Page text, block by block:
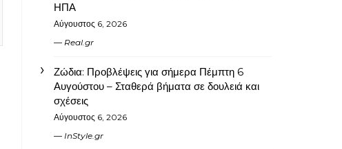
ΗΠΑ
Αύγουστος 6, 2026
Real.gr
Ζώδια: Προβλέψεις για σήμερα Πέμπτη 6
Αυγούστου – Σταθερά βήματα σε δουλειά και
σχέσεις
Αύγουστος 6, 2026
InStyle.gr